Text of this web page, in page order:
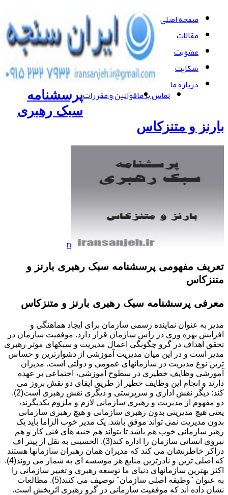
صفحه اصلی
مقالات
عضویت
شکایت
درباره ما
تماس با ماقوانین و مقرراتپرسشنامه
سبک رهبری
بارنز و متنزکاس
n
تعریف مفهومی پرسشنامه سبک رهبری بارنز و
متنزکاس
معرفی پرسشنامه سبک رهبری بارنز و متنزکاس
مدیر به عنوان نماینده رسمی سازمان برای ایجاد هماهنگی و
افزایش بهره وری در راس سازمان قرار دارد. موفقیت سازمان در
تحقق اهداف در گرو چگونگی اعمال مدیریت و سبکهای موثر رهبری
مدیر است و در این میان مدیریت آموزشی از دشوارترین و حساس
ترین نوع مدیریت در سازمانهای عمومی و دولتی است. مدیران
آموزشی وظایف خطیری در سطوح آموزشی، اجتماعی بر عهده
دارند و انجام این وظایف خطیر از طریق ایفای دو نقش بروز می
کند: دیگر نقش اداری و سرپرستی و دیگری نقش رهبری است(2).
دو مفهوم از مدیریت و رهبری سازمانی لازم و ملزوم یکدیگرند،
یعنی هیچ مدیریتی بدون رهبری سازمانی و هیچ رهبری سازمانی
بدون مدیریت نمی تواند موفق باشد. یک مدیر خوب الزاما باید یک
رهبر سازمانی خوب هم باشد تا بتواند هم جنبه های فنی کار و هم
نیروی انسانی سازمان را اداره کند(3). الحسینی به نقل از پیتر اف
دراکر خاطرنشان می کند که مدیران همان رهبران سازمانها هستند
که اصلی ترین و نادرترین منابع هر موسسه ای به شمار می روند(4).
اکثر بهترین سازمانهای دنیای ما توسعه رهبری و تغییر سازمانی را
به عنوان "وظیفه اصلی سازمان" توصیف می کنند(5). مطالعات
نشان داده اند که موفقیت سازمانی در گرو رهبری اثربخش است.